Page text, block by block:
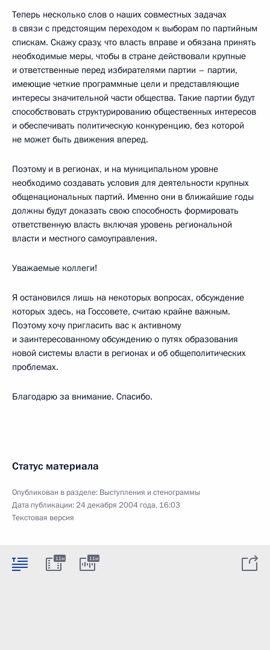
Теперь несколько слов о наших совместных задачах
в связи с предстоящим переходом к выборам по партийным
спискам. Скажу сразу, что власть вправе и обязана принять
необходимые меры, чтобы в стране действовали крупные
и ответственные перед избирателями партии – партии,
имеющие четкие программные цели и представляющие
интересы значительной части общества. Такие партии будут
способствовать структурированию общественных интересов
и обеспечивать политическую конкуренцию, без которой
не может быть движения вперед.
Поэтому и в регионах, и на муниципальном уровне
необходимо создавать условия для деятельности крупных
общенациональных партий. Именно они в ближайшие годы
должны будут доказать свою способность формировать
ответственную власть включая уровень региональной
власти и местного самоуправления.
Уважаемые коллеги!
Я остановился лишь на некоторых вопросах, обсуждение
которых здесь, на Госсовете, считаю крайне важным.
Поэтому хочу пригласить вас к активному
и заинтересованному обсуждению о путях образования
новой системы власти в регионах и об общеполитических
проблемах.
Благодарю за внимание. Спасибо.
Статус материала
Опубликован в разделе: Выступления и стенограммы
Дата публикации:24 декабря 2004 года, 16:03
Текстовая версия
11м 11м